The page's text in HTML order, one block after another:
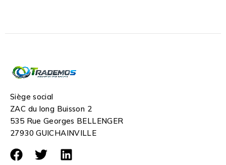
Siège social
ZAC du long Buisson 2
535 Rue Georges BELLENGER
27930 GUICHAINVILLE